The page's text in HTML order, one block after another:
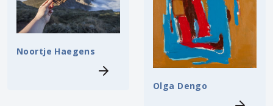
Noortje Haegens
Olga Dengo